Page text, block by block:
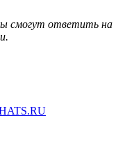
смогут ответить на